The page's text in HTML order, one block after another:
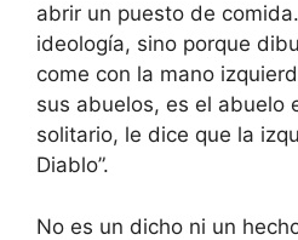
abrir un puesto de
ideología, sino porque
come con la mano
sus abuelos, es el abuelo
solitario, le dice que la
Diablo”.
No es un dicho ni un